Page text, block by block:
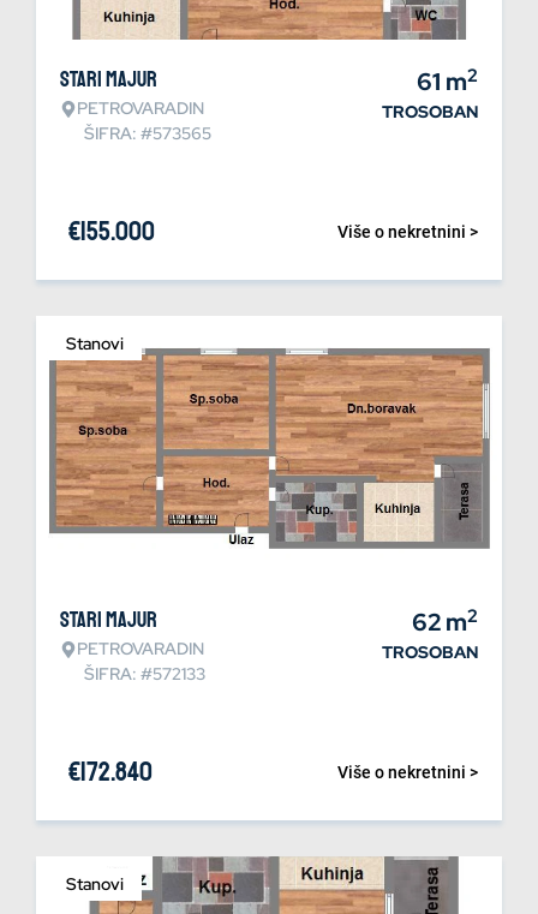
Stari Majur
PETROVARADIN
ŠIFRA: #573565
61 m2
TROSOBAN
Više o nekretnini >
€155.000
Stanovi
Stari Majur
PETROVARADIN
ŠIFRA: #572133
62m2
TROSOBAN
Više o nekretnini >
€172.840
Stanovi